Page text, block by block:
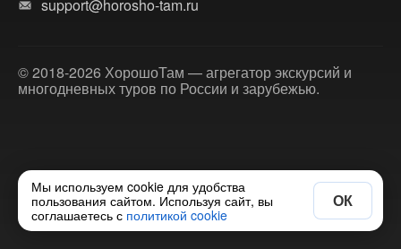
support@horosho-tam.ru
© 2018-2026 ХорошоТам — агрегатор экскурсий и
многодневных туров по России и зарубежью.
Мы используем cookie для удобства
пользования сайтом. Используя сайт, вы
соглашаетесь с политикой cookie
ОК